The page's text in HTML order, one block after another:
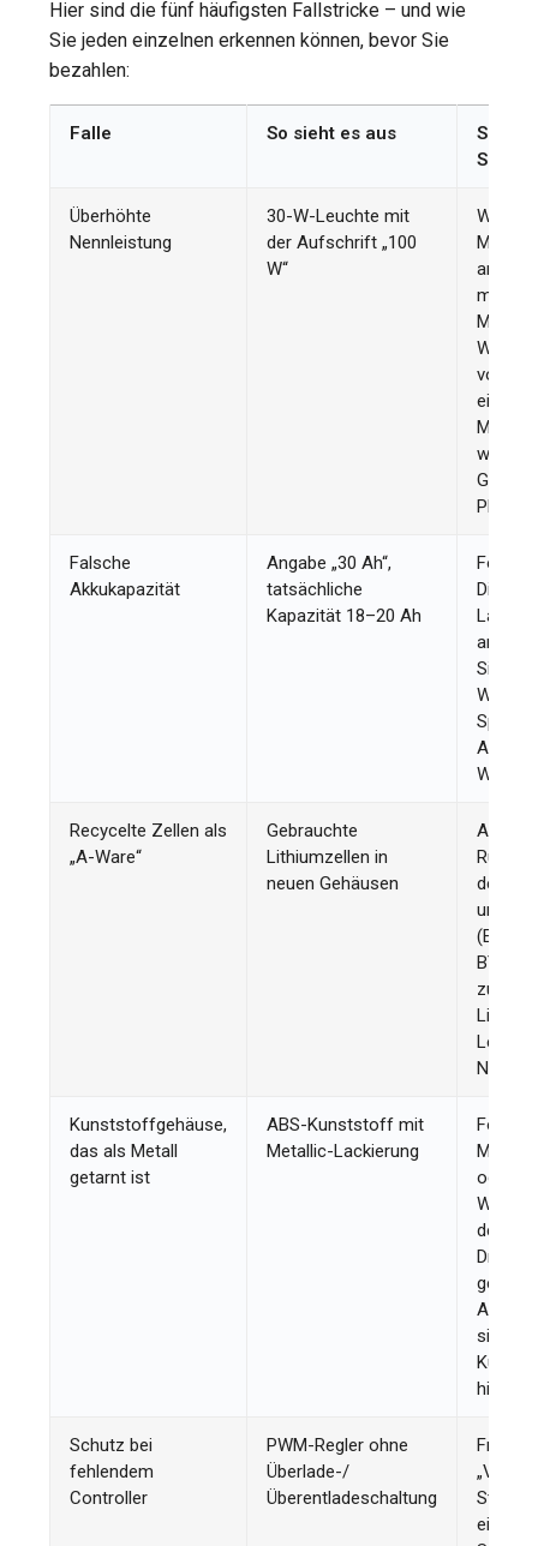
Hier sind die fünf häufigsten Fallstricke – und wie
Sie jeden einzelnen erkennen können, bevor Sie
bezahlen:
Falle So sieht es aus
So
Sie
Überhöhte
Nennleistung
30-W-Leuchte mit
der Aufschrift „100
W“
an: 1
Modul
W.
von
einem
Modul
Physik.
Falsche
Akkukapazität
Angabe „30 Ah“,
tatsächliche
Kapazität 18–20 Ah
Lade-/
an.
Sie die
Wh,
Recycelte Zellen als
„A-Ware“
Gebrauchte
Lithiumzellen in
neuen Gehäusen
Achten
der
und
(EVE,
BYD
Lehnen
Kunststoffgehäuse,
das als Metall
getarnt ist
ABS-Kunststoff mit
Metallic-Lackierung
oder
dem
gezeigt
sich
Schutz bei
fehlendem
Controller
PWM-Regler ohne
Überlade-/
Überentladeschaltung
Fragen
ein